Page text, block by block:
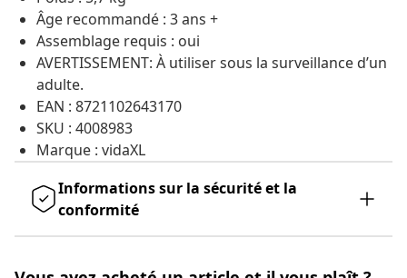
Âge recommandé : 3 ans +
Assemblage requis : oui
AVERTISSEMENT: À utiliser sous la surveillance d’un
adulte.
EAN : 8721102643170
SKU : 4008983
Marque : vidaXL
Informations sur la sécurité et la
conformité